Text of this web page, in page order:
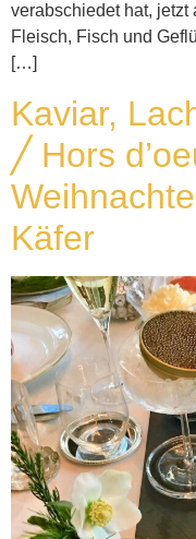
verabschiedet hat,
Fleisch, Fisch und
[…]
Kaviar,
╱ Hors
Käfer